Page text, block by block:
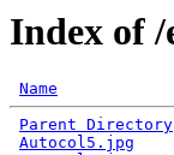
Index of /
Name
Parent Directory
Autocol5.jpg